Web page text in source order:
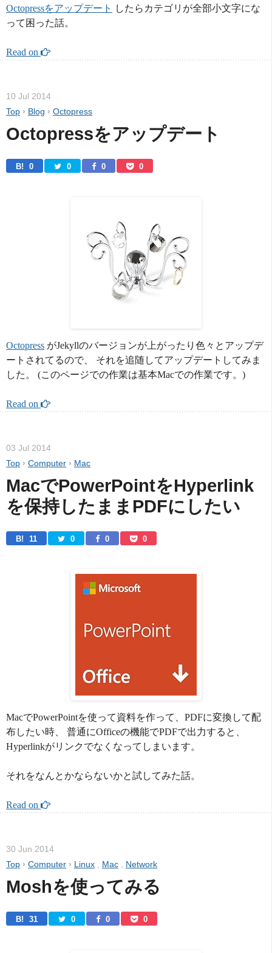
Octopressをアップデート
したらカテゴリが全部小文字にな
って困った話。
Read on
10 Jul 2014
Top › Blog › Octopress
Octopressをアップデート
B! 0 0 0 0
Octopress がJekyllのバージョンが上がったり色々とアップデ
ートされてるので、 それを追随してアップデートしてみま
した。 (このページでの作業は基本Macでの作業です。)
Read on
03 Jul 2014
Top › Computer › Mac
MacでPowerPointをHyperlink
を保持したままPDFにしたい
B! 11 0 0 0
MacでPowerPointを使って資料を作って、PDFに変換して配
布したい時、 普通にOfficeの機能でPDFで出力すると、
Hyperlinkがリンクでなくなってしまいます。
それをなんとかならないかと試してみた話。
Read on
30 Jun 2014
Top › Computer › Linux , Mac , Network
Moshを使ってみる
B! 31 0 0 0